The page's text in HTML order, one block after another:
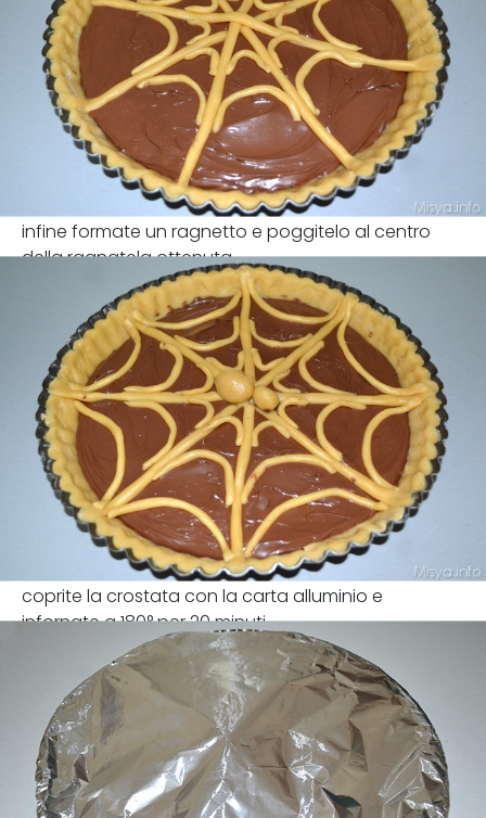
infine formate un ragnetto e poggitelo al centro
della ragnatela ottenuta
coprite la crostata con la carta alluminio e
infornate a 180° per 20 minuti